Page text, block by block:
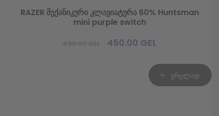
Color black
ვრცლად
RAZER მექანიკური კლავიატურა 60% Huntsman
mini purple switch
490.00 GEL.
450.00 GEL
450.00 GEL.